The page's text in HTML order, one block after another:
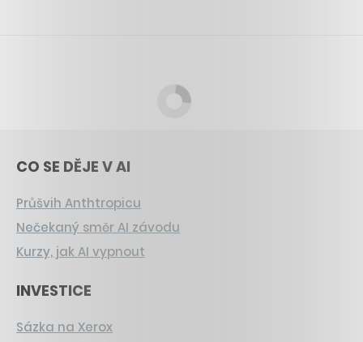
CO SE DĚJE V AI
Průšvih Anthtropicu
Nečekaný směr AI závodu
Kurzy, jak AI vypnout
INVESTICE
Sázka na Xerox